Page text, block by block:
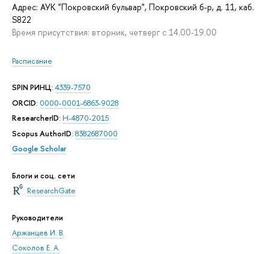
Адрес: АУК "Покровский бульвар", Покровский б-р, д. 11, каб.
S822
Время присутствия: вторник, четверг с 14.00-19.00
Расписание
SPIN РИНЦ:4339-7570
ORCID: 0000-0001-6863-9028
ResearcherID: H-4870-2015
Scopus AuthorID: 8382687000
Google Scholar
Блоги и соц. сети
ResearchGate
Руководители
Аржанцев И. В.
Соколов Е. А.